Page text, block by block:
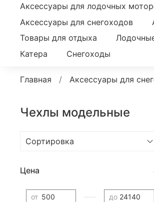
Аксессуары для лодочных
Аксессуары для снегоходов
Товары для отдыха
Катера
Снегоходы
Главная Аксессуары для
Чехлы модельные
Цена
от до